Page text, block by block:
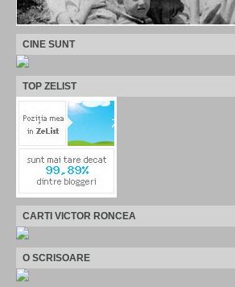
CINE SUNT
TOP ZELIST
CARTI VICTOR RONCEA
O SCRISOARE